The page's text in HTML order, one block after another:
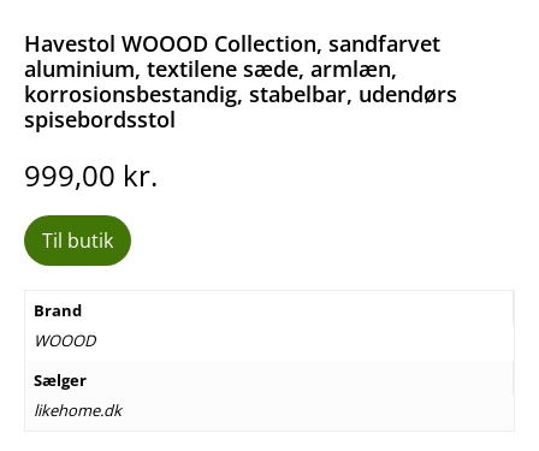
Havestol WOOOD Collection, sandfarvet
aluminium, textilene sæde, armlæn,
korrosionsbestandig, stabelbar, udendørs
spisebordsstol
999,00 kr.
Til butik
Brand
WOOOD
Sælger
likehome.dk